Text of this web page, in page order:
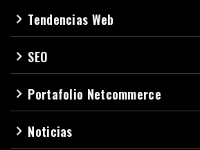
navigate_next Tendencias Web
navigate_next SEO
navigate_next Portafolio Netcommerce
navigate_next Noticias